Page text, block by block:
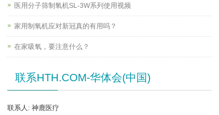
医用分子筛制氧机SL-3W系列使用视频
家用制氧机应对新冠真的有用吗？
在家吸氧，要注意什么？
联系HTH.COM-华体会(中国)
联系人: 神鹿医疗